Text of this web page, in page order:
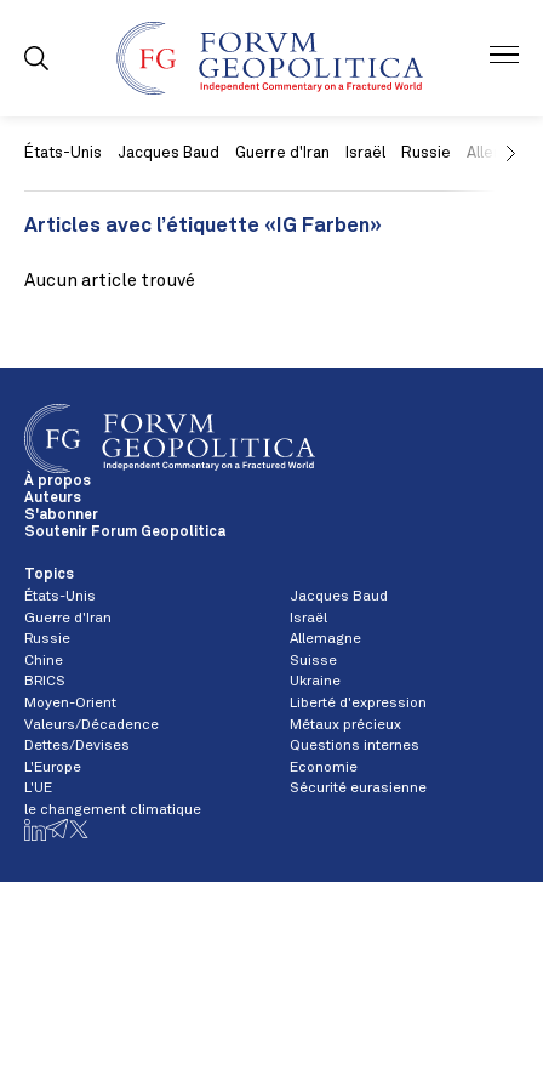
États-Unis Jacques Baud Guerre d'Iran Israël Russie Allemagne
Articles avec l’étiquette «IG Farben»
Aucun article trouvé
À propos
Auteurs
S'abonner
Soutenir Forum Geopolitica
Topics
États-Unis
Jacques Baud
Guerre d'Iran
Israël
Russie
Allemagne
Chine
Suisse
BRICS
Ukraine
Moyen-Orient
Liberté d'expression
Valeurs/Décadence
Métaux précieux
Dettes/Devises
Questions internes
L'Europe
Economie
L'UE
Sécurité eurasienne
le changement climatique